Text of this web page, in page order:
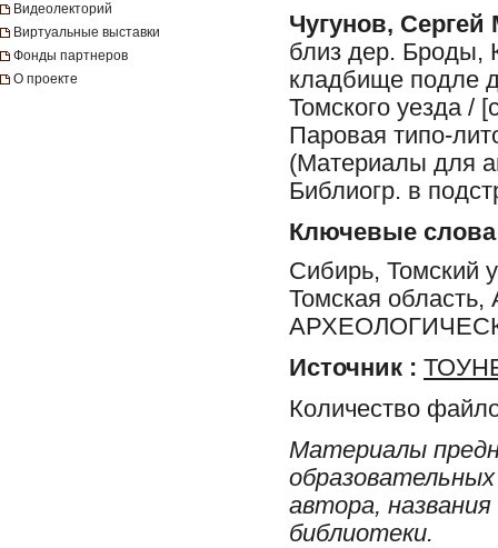
Видеолекторий
Виртуальные выставки
Фонды партнеров
О проекте
Чугунов,
близ дер. Броды,
кладбище подле
Томского уезда /
Паровая типо-
(Материалы для
Библиогр. в
Ключевые слова
Сибирь, Томский
Томская
Источник :
Количество
Материалы
автора,
библиотеки.